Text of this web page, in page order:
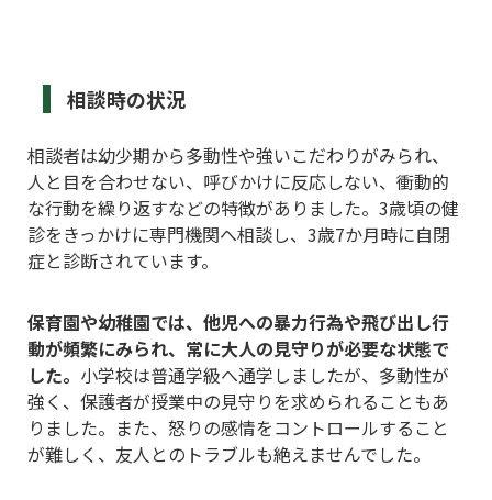
相談時の状況
相談者は幼少期から多動性や強いこだわりがみられ、
人と目を合わせない、呼びかけに反応しない、衝動的
な行動を繰り返すなどの特徴がありました。3歳頃の健
診をきっかけに専門機関へ相談し、3歳7か月時に自閉
症と診断されています。
保育園や幼稚園では、他児への暴力行為や飛び出し行
動が頻繁にみられ、常に大人の見守りが必要な状態で
した。 小学校は普通学級へ通学しましたが、多動性が
強く、保護者が授業中の見守りを求められることもあ
りました。また、怒りの感情をコントロールすること
が難しく、友人とのトラブルも絶えませんでした。